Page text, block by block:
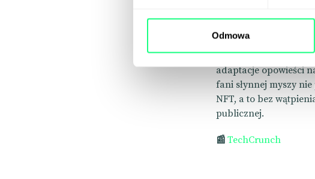
Odmowa
40 lat, m.in. dzięki
te działania za
adaptacje opowieści
fani słynnej myszy
NFT, a to bez
publicznej.
📰 TechCrunch